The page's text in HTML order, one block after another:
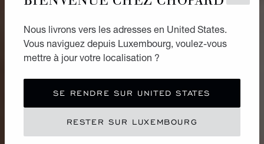
Nous livrons vers les adresses en United States.
Vous naviguez depuis Luxembourg, voulez-vous
mettre à jour votre localisation ?
SE RENDRE SUR UNITED STATES
RESTER SUR LUXEMBOURG